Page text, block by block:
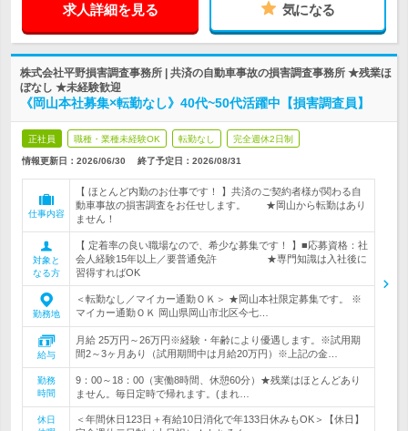
求人詳細を見る 気になる
株式会社平野損害調査事務所 | 共済の自動車事故の損害調査事務所 ★残業ほ
ぼなし ★未経験歓迎
《岡山本社募集×転勤なし》40代~50代活躍中【損害調査員】
正社員 職種・業種未経験OK 転勤なし 完全週休2日制
情報更新日：2026/06/30 終了予定日： 2026/08/31
仕事内容
【 ほとんど内勤のお仕事です！ 】共済のご契約者様が関わる自
動車事故の損害調査をお任せします。 ★岡山から転勤はあり
ません！
対象と
なる方
【 定着率の良い職場なので、希少な募集です！ 】■応募資格：社
会人経験15年以上／要普通免許 ★専門知識は入社後に
習得すればOK
勤務地
＜転勤なし／マイカー通勤ＯＫ＞ ★岡山本社限定募集です。 ※
マイカー通勤ＯＫ 岡山県岡山市北区今七…
給与
月給 25万円～26万円※経験・年齢により優遇します。※試用期
間2～3ヶ月あり（試用期間中は月給20万円）※上記の金…
勤務
時間
9：00～18：00（実働8時間、休憩60分）★残業はほとんどあり
ません。毎日定時で帰れます。(まれ…
休日
＜年間休日123日＋有給10日消化で年133日休みもOK＞【休日】